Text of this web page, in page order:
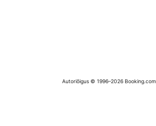
Autoriõigus © 1996–2026